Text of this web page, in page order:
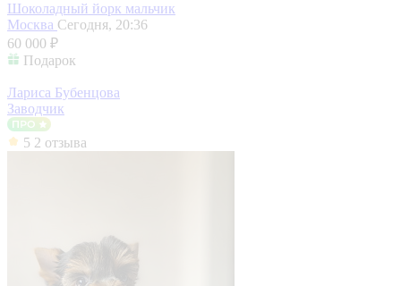
Шоколадный йорк мальчик
Москва Сегодня, 20:36
60 000 ₽
Подарок
Лариса Бубенцова
Заводчик
5 2 отзыва